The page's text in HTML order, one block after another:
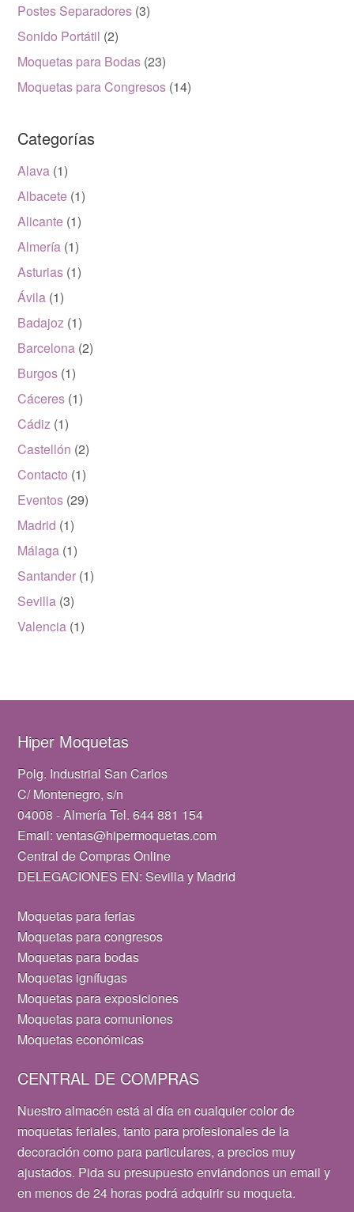
Postes Separadores (3)
Sonido Portátil (2)
Moquetas para Bodas (23)
Moquetas para Congresos (14)
Categorías
Alava (1)
Albacete (1)
Alicante (1)
Almería (1)
Asturias (1)
Ávila (1)
Badajoz (1)
Barcelona (2)
Burgos (1)
Cáceres (1)
Cádiz (1)
Castellón (2)
Contacto (1)
Eventos (29)
Madrid (1)
Málaga (1)
Santander (1)
Sevilla (3)
Valencia (1)
Hiper Moquetas
Polg. Industrial San Carlos
C/ Montenegro, s/n
04008 - Almería Tel. 644 881 154
Email: ventas@hipermoquetas.com
Central de Compras Online
DELEGACIONES EN: Sevilla y Madrid
Moquetas para ferias
Moquetas para congresos
Moquetas para bodas
Moquetas ignífugas
Moquetas para exposiciones
Moquetas para comuniones
Moquetas económicas
CENTRAL DE COMPRAS
Nuestro almacén está al día en cualquier color de
moquetas feriales, tanto para profesionales de la
decoración como para particulares, a precios muy
ajustados. Pida su presupuesto enviándonos un email y
en menos de 24 horas podrá adquirir su moqueta.